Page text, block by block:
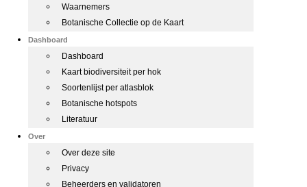
Waarnemers
Botanische Collectie op de Kaart
Dashboard
Dashboard
Kaart biodiversiteit per hok
Soortenlijst per atlasblok
Botanische hotspots
Literatuur
Over
Over deze site
Privacy
Beheerders en validatoren